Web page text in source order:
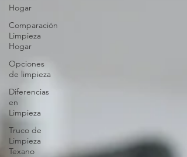
Hogar
Comparación
Limpieza
Hogar
Opciones
de limpieza
Diferencias
en
Limpieza
Truco de
Limpieza
Texano